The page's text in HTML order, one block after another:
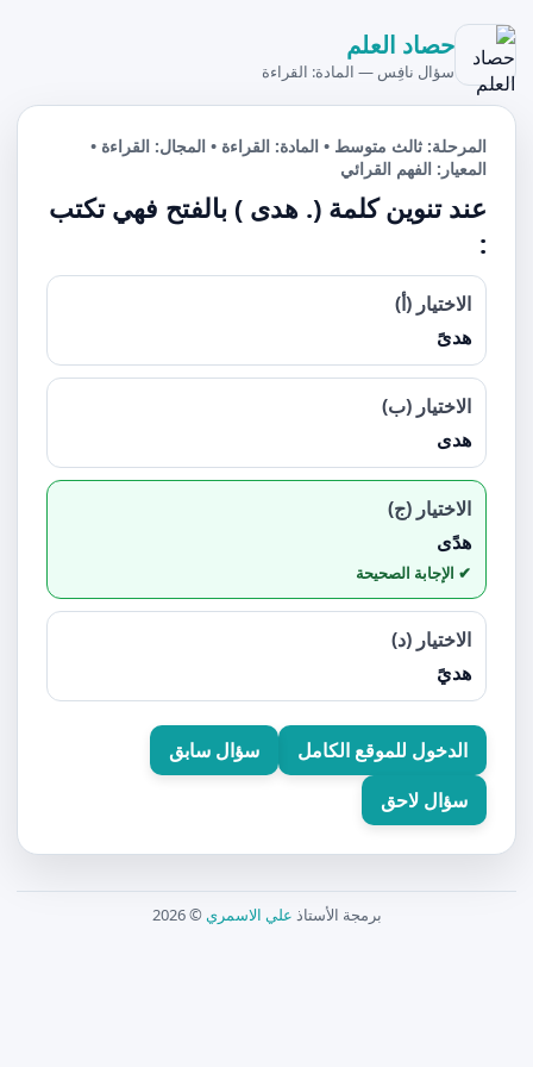
حصاد العلم
سؤال نافِس — المادة: القراءة
المرحلة: ثالث متوسط • المادة: القراءة • المجال: القراءة •
المعيار: الفهم القرائي
عند تنوين كلمة (. هدى ) بالفتح فهي تكتب
:
الاختيار (أ)
هدىً
الاختيار (ب)
هدى
الاختيار (ج)
هدًى
الاختيار (د)
هديً
الدخول للموقع الكامل
سؤال سابق
سؤال لاحق
برمجة الأستاذ علي الاسمري © 2026